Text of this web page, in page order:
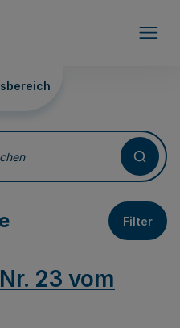
Filter
23 vom